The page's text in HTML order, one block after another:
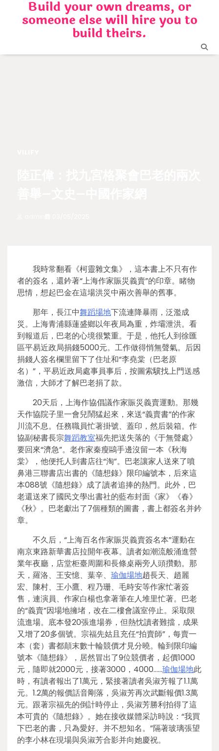
Build your own dreams, or
someone else will hire you to
build theirs.
我時常翻看《柯靈雜文集》，這本書上不只有作
者的簽名，還鈐著“上海作家賑災義賣”的印章。睹物
思情，想起巴金在這場洪災中兩次善舉的舊事。
那年，長江中舞蹈場地下流連降暴雨，泛濫成
災。上海青浦縣蓮盛鄉以年夜局為重，炸壩泄洪。看
到報道后，巴老的心境很繁重。于是，他托人到徐匯
區平易近政局捐錢5000元。工作做得悄無聲氣。后因
捐錢人簽名欄里留下了住址和“李堯棠（巴老原
名）”，平易近政局處事員事后，按圖索驥找上門送感
激信，大師才了解巴老捐了款。
20天后，上海作協倡議作家賑災義賣運動。那幾
天作協院子里一會兒鬧猛起來，來送“義賣書”的作家
川流不息。任務職員忙著掛號、蓋印，然后裝箱。作
協副秘書長宗舞蹈教室福先把送失落的《于無聲處》
要回來“濟急”。老作家秦瘦鷗手邊沒留一本《秋海
棠》，他便托人到書店往“淘”。巴老讓家人送來了噴
鼻港三聯書店出書的《隨想錄》限印編號本，后來這
本088號《隨想錄》成了讀者追捧的熱門。此外，巴
老還送來了國民文學出書社的藍布封面《家》《春》
《秋》。巴老獻出了7個種類的圖書，書上都簽名并鈐
章。
不久后，“上海百名作家賑災義賣簽名本”運動在
南京東路新華書店拉開年夜幕。讀者如潮流般涌進營
業年夜廳，店堂柜臺周圍和長條桌兩旁人頭攢動。那
天，羅洛、王安憶、葉辛、 瑜伽場地趙長天、趙麗
宏、陳村、王小鷹、程乃珊、毛時安等作家忙著簽
售，連演員、作家白楊也拿著筆在人堆里忙著。巴老
的“義賣”因場地擁堵，改在二樓會議室停止。采取限
流進場。底本發20張進場券，但熱忱讀者難擋，成果
又增了20多個號。宗福先姑且充任“拍賣師”，每賣一
本（套）書都顛末數十輪競價才見分曉。輪到限印編
號本《隨想錄》，居然冒出了9位競價者，起價1000
元，隨即就2000元，接著3000，4000……瑜伽場地此
時，有讀者報出了1萬元，緊接著讀者吳淑芳報了1.1萬
元。1.2萬的報價話音剛落，吳淑芳再次武斷報價1.3萬
元。跟著宗福先的倒計時停止，吳淑芳勝利拍得了這
本可貴的《隨想錄》。她在接收媒體采訪時說：“我買
下巴老的書，只為愛好。并不想知名。”隔著玻璃張望
的李小林在現場與吳淑芳合影并向她慶祝。